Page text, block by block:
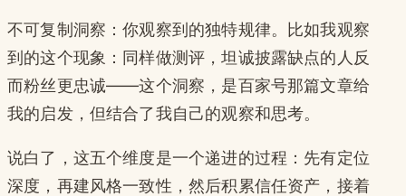
不可复制洞察：你观察到的独特规律。比如我观察
到的这个现象：同样做测评，坦诚披露缺点的人反
而粉丝更忠诚——这个洞察，是百家号那篇文章给
我的启发，但结合了我自己的观察和思考。
说白了，这五个维度是一个递进的过程：先有定位
深度，再建风格一致性，然后积累信任资产，接着